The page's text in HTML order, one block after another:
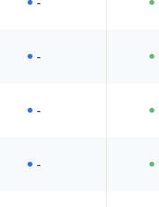
-
-
-